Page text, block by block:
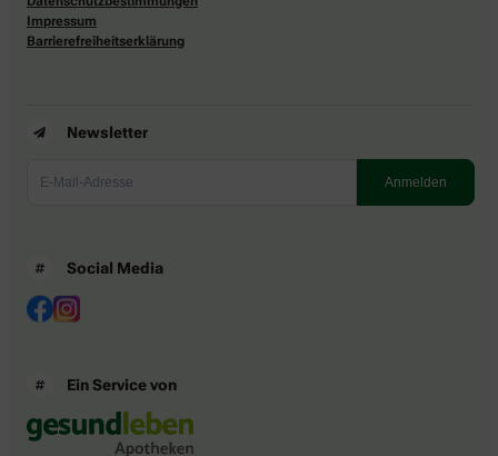
Impressum
Barrierefreiheitserklärung
Newsletter
Social Media
Ein Service von